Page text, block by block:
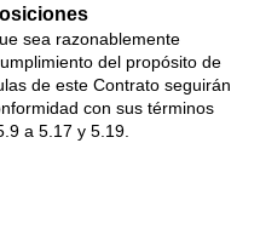
sea razonablemente
del propósito de
de este Contrato seguirán
con sus términos
a 5.17 y 5.19.